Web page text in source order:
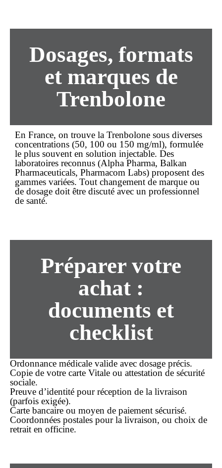
Dosages, formats
et marques de
Trenbolone
En France, on trouve la Trenbolone sous diverses
concentrations (50, 100 ou 150 mg/ml), formulée
le plus souvent en solution injectable. Des
laboratoires reconnus (Alpha Pharma, Balkan
Pharmaceuticals, Pharmacom Labs) proposent des
gammes variées. Tout changement de marque ou
de dosage doit être discuté avec un professionnel
de santé.
Préparer votre
achat :
documents et
checklist
Ordonnance médicale valide avec dosage précis.
Copie de votre carte Vitale ou attestation de sécurité
sociale.
Preuve d’identité pour réception de la livraison
(parfois exigée).
Carte bancaire ou moyen de paiement sécurisé.
Coordonnées postales pour la livraison, ou choix de
retrait en officine.